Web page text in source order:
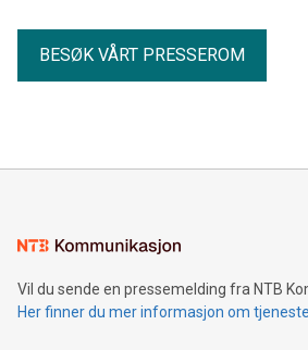
BESØK VÅRT PRESSEROM
Vil du sende en pressemelding fra NTB
Her finner du mer informasjon om